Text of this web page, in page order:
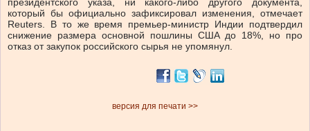
президентского указа, ни какого-либо другого документа,
который бы официально зафиксировал изменения, отмечает
Reuters. В то же время премьер-министр Индии подтвердил
снижение размера основной пошлины США до 18%, но про
отказ от закупок российского сырья не упомянул.
версия для печати >>